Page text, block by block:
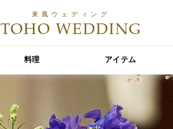
東鳳ウェディング
TOHO WEDDING
料理 アイテム